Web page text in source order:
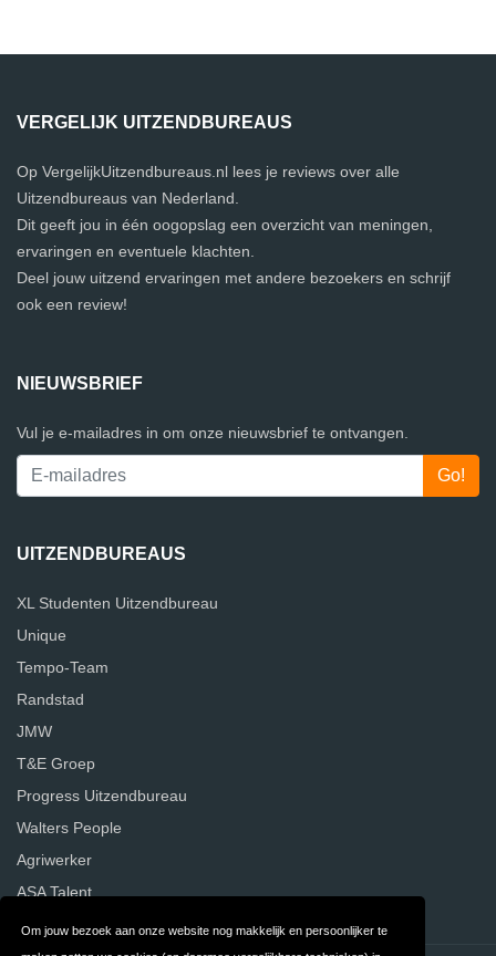
Om jouw bezoek aan onze website nog makkelijk en persoonlijker te
VERGELIJK UITZENDBUREAUS
Op VergelijkUitzendbureaus.nl lees je reviews over alle
Uitzendbureaus van Nederland.
Dit geeft jou in één oogopslag een overzicht van meningen,
ervaringen en eventuele klachten.
Deel jouw uitzend ervaringen met andere bezoekers en schrijf
ook een review!
NIEUWSBRIEF
Vul je e-mailadres in om onze nieuwsbrief te ontvangen.
UITZENDBUREAUS
XL Studenten Uitzendbureau
Unique
Tempo-Team
Randstad
JMW
T&E Groep
Progress Uitzendbureau
Walters People
Agriwerker
ASA Talent